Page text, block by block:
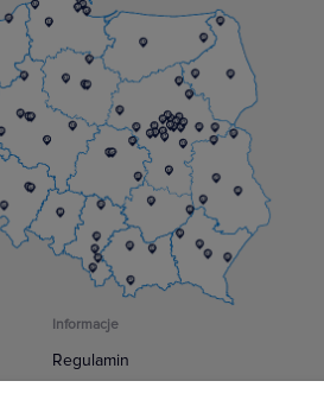
Informacje
Regulamin